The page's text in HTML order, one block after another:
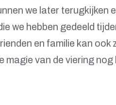
we later terugkijken
we hebben gedeeld
en familie kan
magie van de viering